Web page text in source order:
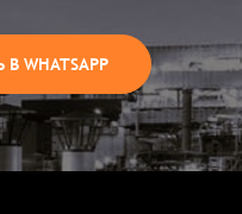
WHATSAPP